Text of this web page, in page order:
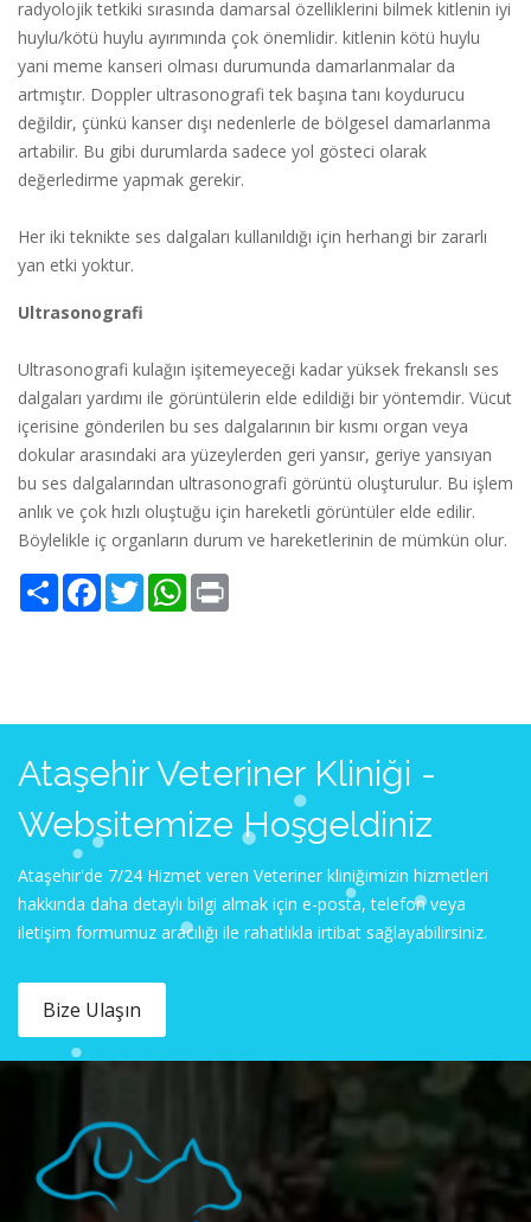
radyolojik tetkiki sırasında damarsal özelliklerini bilmek kitlenin iyi
huylu/kötü huylu ayırımında çok önemlidir. kitlenin kötü huylu
yani meme kanseri olması durumunda damarlanmalar da
artmıştır. Doppler ultrasonografi tek başına tanı koydurucu
değildir, çünkü kanser dışı nedenlerle de bölgesel damarlanma
artabilir. Bu gibi durumlarda sadece yol gösteci olarak
değerledirme yapmak gerekir.
Her iki teknikte ses dalgaları kullanıldığı için herhangi bir zararlı
yan etki yoktur.
Ultrasonografi
Ultrasonografi kulağın işitemeyeceği kadar yüksek frekanslı ses
dalgaları yardımı ile görüntülerin elde edildiği bir yöntemdir. Vücut
içerisine gönderilen bu ses dalgalarının bir kısmı organ veya
dokular arasındaki ara yüzeylerden geri yansır, geriye yansıyan
bu ses dalgalarından ultrasonografi görüntü oluşturulur. Bu işlem
anlık ve çok hızlı oluştuğu için hareketli görüntüler elde edilir.
Böylelikle iç organların durum ve hareketlerinin de mümkün olur.
Share Facebook
TwitterWhatsApp
Ataşehir Veteriner Kliniği -
Websitemize Hoşgeldiniz
Ataşehir'de 7/24 Hizmet veren Veteriner kliniğimizin hizmetleri
hakkında daha detaylı bilgi almak için e-posta, telefon veya
iletişim formumuz aracılığı ile rahatlıkla irtibat sağlayabilirsiniz.
Bize Ulaşın